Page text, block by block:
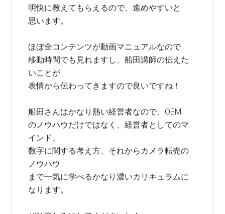
明快に教えてもらえるので、進めやすいと
思います。
ほぼ全コンテンツが動画マニュアルなので
移動時間でも見れますし、船田講師の伝えた
いことが
表情から伝わってきますので良いですね！
船田さんはかなり熱い経営者なので、OEM
のノウハウだけではなく、経営者としてのマ
インド、
数字に関する考え方、それからカメラ転売の
ノウハウ
まで一気に学べるかなり濃いカリキュラムに
なります。